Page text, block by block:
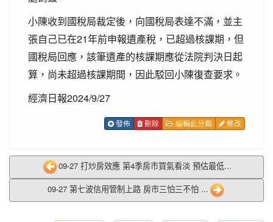
小陳收到國稅局裁定後，向國稅局表達不滿，並主
張自己已在21年前申報遺產稅，已超過核課期，但
國稅局回應，該筆遺產的核課期應從法院判決日起
算，尚未超過核課期間，因此駁回小陳復查要求。
經濟日報2024/9/27
發佈 刪除 編輯此分類 修改
09-27 打炒房效應 第4季房市買氣看淡 預估最低...
09-27 第七波信用管制上路 房市三怕三不怕 ...